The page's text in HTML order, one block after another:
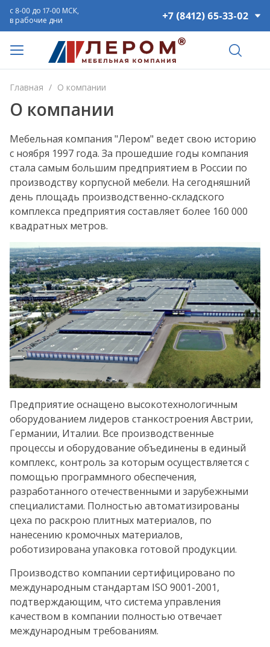
+7 (8412) 65-33-02
с 8-00 до 17-00 МСК,
в рабочие дни
Главная / О компании
О компании
Мебельная компания "Лером" ведет свою историю
с ноября 1997 года. За прошедшие годы компания
стала самым большим предприятием в России по
производству корпусной мебели. На сегодняшний
день площадь производственно-складского
комплекса предприятия составляет более 160 000
квадратных метров.
Предприятие оснащено высокотехнологичным
оборудованием лидеров станкостроения Австрии,
Германии, Италии. Все производственные
процессы и оборудование объединены в единый
комплекс, контроль за которым осуществляется с
помощью программного обеспечения,
разработанного отечественными и зарубежными
специалистами. Полностью автоматизированы
цеха по раскрою плитных материалов, по
нанесению кромочных материалов,
роботизирована упаковка готовой продукции.
Производство компании сертифицировано по
международным стандартам ISO 9001-2001,
подтверждающим, что система управления
качеством в компании полностью отвечает
международным требованиям.